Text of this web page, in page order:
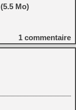
Mo)
1 commentaire